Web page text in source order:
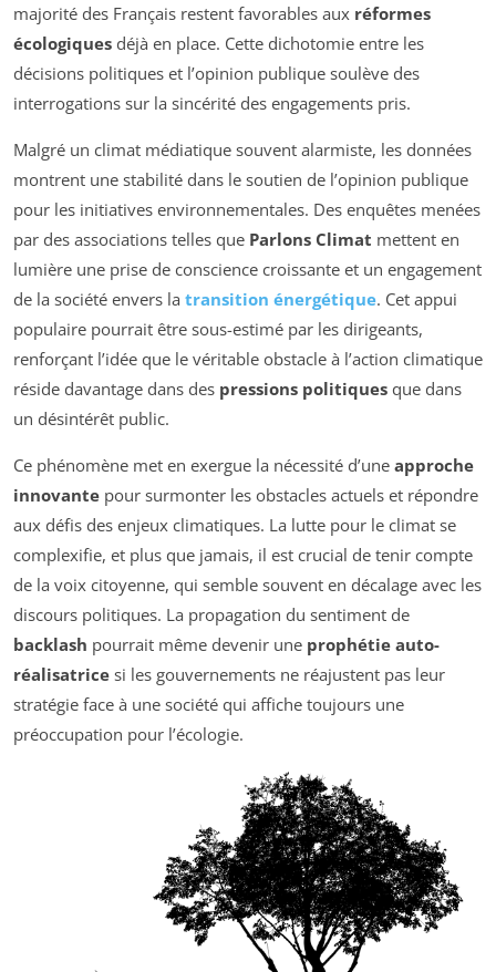
majorité des Français restent favorables aux réformes
écologiques déjà en place. Cette dichotomie entre les
décisions politiques et l’opinion publique soulève des
interrogations sur la sincérité des engagements pris.
Malgré un climat médiatique souvent alarmiste, les données
montrent une stabilité dans le soutien de l’opinion publique
pour les initiatives environnementales. Des enquêtes menées
par des associations telles que Parlons Climat mettent en
lumière une prise de conscience croissante et un engagement
de la société envers la transition énergétique. Cet appui
populaire pourrait être sous-estimé par les dirigeants,
renforçant l’idée que le véritable obstacle à l’action climatique
réside davantage dans des pressions politiques que dans
un désintérêt public.
Ce phénomène met en exergue la nécessité d’une approche
innovante pour surmonter les obstacles actuels et répondre
aux défis des enjeux climatiques. La lutte pour le climat se
complexifie, et plus que jamais, il est crucial de tenir compte
de la voix citoyenne, qui semble souvent en décalage avec les
discours politiques. La propagation du sentiment de
backlash pourrait même devenir une prophétie auto-
réalisatrice si les gouvernements ne réajustent pas leur
stratégie face à une société qui affiche toujours une
préoccupation pour l’écologie.